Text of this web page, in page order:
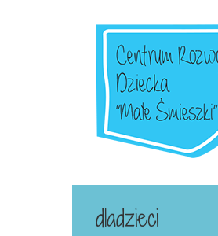
dladzieci